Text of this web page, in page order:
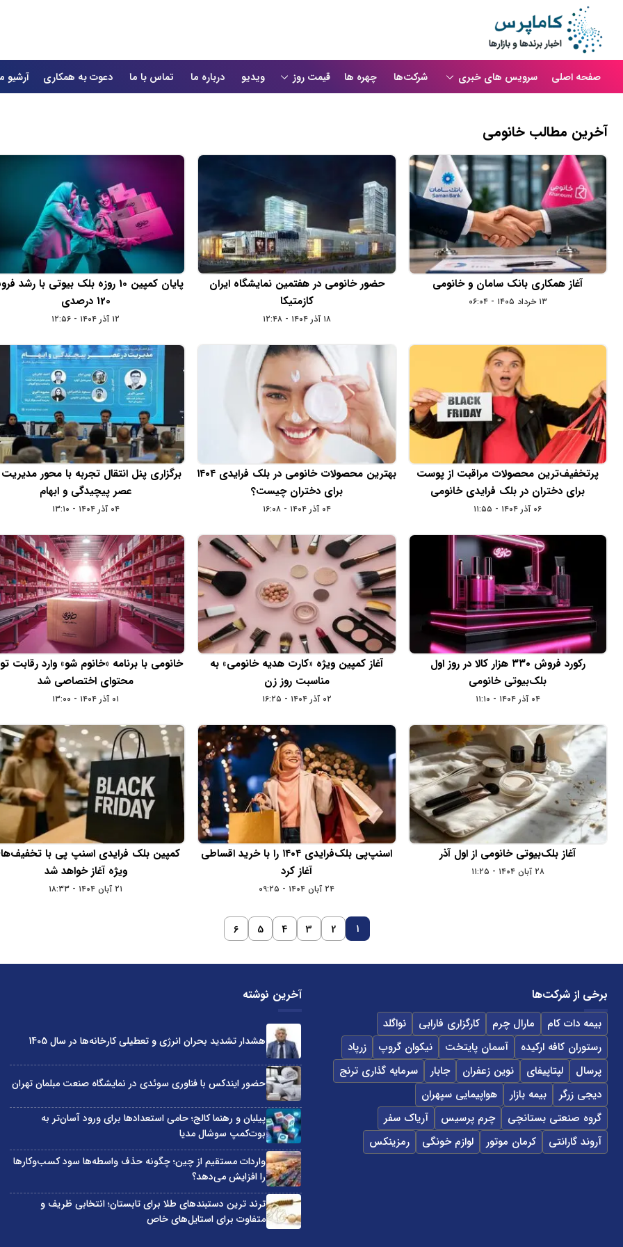
صفحه اصلی سرویس های خبری شرکت‌ها چهره ها قیمت روز ویدیو درباره ما تماس با ما دعوت به همکاری آرشیو
آخرین مطالب خانومی
آغاز همکاری بانک سامان و خانومی
۱۳ خرداد ۱۴۰۵ - ۰۶:۰۴
حضور خانومی در هفتمین نمایشگاه ایران
کازمتیکا
۱۸ آذر ۱۴۰۴ - ۱۲:۴۸
پایان کمپین 10 روزه بلک بیوتی با رشد
120 درصدی
۱۲ آذر ۱۴۰۴ - ۱۲:۵۶
پرتخفیف‌ترین محصولات مراقبت از پوست
برای دختران در بلک‌ فرایدی خانومی
۰۶ آذر ۱۴۰۴ - ۱۱:۵۵
بهترین محصولات خانومی در بلک فرایدی ۱۴۰۴
برای دختران چیست؟
۰۴ آذر ۱۴۰۴ - ۱۶:۰۸
برگزاری پنل انتقال تجربه با محور
عصر پیچیدگی و ابهام
۰۴ آذر ۱۴۰۴ - ۱۳:۱۰
رکورد فروش ۳۳۰ هزار کالا در روز اول
بلک‌بیوتی خانومی
۰۴ آذر ۱۴۰۴ - ۱۱:۱۰
آغاز کمپین ویژه «کارت هدیه خانومی» به
مناسبت روز زن
۰۲ آذر ۱۴۰۴ - ۱۶:۲۵
خانومی با برنامه «خانوم‌ شو» وارد رقابت
محتوای اختصاصی شد
۰۱ آذر ۱۴۰۴ - ۱۳:۰۰
آغاز بلک‌بیوتی خانومی از اول آذر
۲۸ آبان ۱۴۰۴ - ۱۱:۲۵
اسنپ‌پی بلک‌فرایدی ۱۴۰۴ را با خرید اقساطی
آغاز کرد
۲۴ آبان ۱۴۰۴ - ۰۹:۲۵
کمپین بلک‌ فرایدی اسنپ‌ پی با
ویژه آغاز خواهد شد
۲۱ آبان ۱۴۰۴ - ۱۸:۳۳
1
2
3
4
5
6
برخی از شرکت‌ها
بیمه دات کام مارال چرم کارگزاری فارابی
نواگلد
رستوران کافه ارکیده
آسمان پایتخت نیکوان گروپ
زرپاد
پرسال
لپتاپیفای نوین زعفران جابار
سرمایه گذاری ترنج
دیجی زرگر
بیمه بازار
هواپیمایی سپهران
گروه صنعتی بستانچی
چرم پرسیس
آریاک سفر
آروند گارانتی
کرمان موتور لوازم خونگی رمزینکس
آخرین نوشته
هشدار تشدید بحران انرژی و تعطیلی کارخانه‌ها در سال 1405
حضور ایندکس با فناوری سوئدی در نمایشگاه صنعت مبلمان تهران
پیلبان و رهنما کالج؛ حامی استعدادها برای ورود آسان‌تر به
بوت‌کمپ سوشال مدیا
واردات مستقیم از چین؛ چگونه حذف واسطه‌ها سود کسب‌وکارها
را افزایش می‌دهد؟
ترند ترین دستبندهای طلا برای تابستان؛ انتخابی ظریف و
متفاوت برای استایل‌های خاص